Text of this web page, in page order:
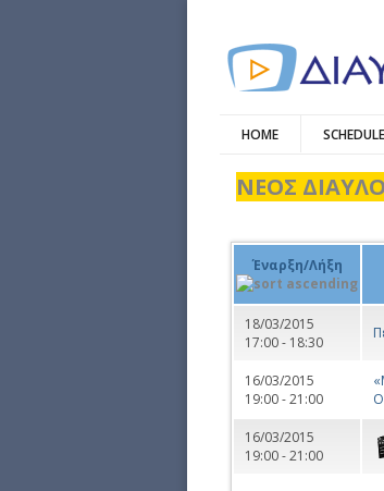
HOME SCHEDULE
ΝΕΟΣ
Έναρξη/Λήξη
18/03/2015
17:00 - 18:30
16/03/2015
19:00 - 21:00
16/03/2015
19:00 - 21:00